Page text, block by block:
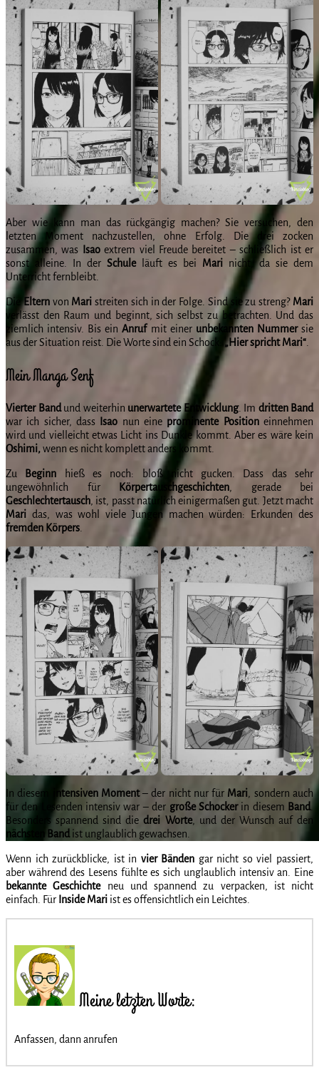
Aber wie kann man das rückgängig machen? Sie versuchen, den
letzten Moment nachzustellen, ohne Erfolg. Die drei zocken
zusammen, was
Isaoextrem viel Freude bereitet – schließlich ist er
sonst alleine. In der Schuleläuft es bei Mari nicht, da sie dem
Unterricht fernbleibt.
DieElternvon Mari streiten sich in der Folge. Sind sie zu streng? Mari
verlässt den Raum und beginnt, sich selbst zu betrachten. Und das
ziemlich intensiv. Bis einAnrufmit einer unbekannten Nummersie
aus der Situation reist. Die Worte sind ein Schock: „Hier spricht Mari“
Mein Manga Senf
Vierter Bandund weiterhin unerwartete Entwicklung. Im dritten Band
war ich sicher, dass
Isao nun eine prominente Positioneinnehmen
wird und vielleicht etwas Licht ins Dunkle kommt. Aber es wäre kein
Oshimi, wenn es nicht komplett anders kommt.
Zu Beginn hieß es noch: bloß nicht gucken. Dass das sehr
ungewöhnlich für
Körpertauschgeschichten , gerade bei
Geschlechtertausch , ist, passt natürlich einigermaßen gut. Jetzt macht
Mari das, was wohl viele Jungen machen würden: Erkunden des
fremden Körpers
In diesem intensiven Moment– der nicht nur für Mari , sondern auch
für den Lesenden intensiv war – der große Schockerin diesem Band.
Besonders spannend sind diedrei Worte, und der Wunsch auf den
nächsten
Bandist unglaublich gewachsen.
Wenn ich zurückblicke, ist in vier Bänden gar nicht so viel passiert,
aber während des Lesens fühlte es sich unglaublich intensiv an. Eine
bekannte Geschichteneu und spannend zu verpacken, ist nicht
einfach. Für Inside Mari ist es offensichtlich ein Leichtes.
Meine letzten Worte:
Anfassen, dann anrufen